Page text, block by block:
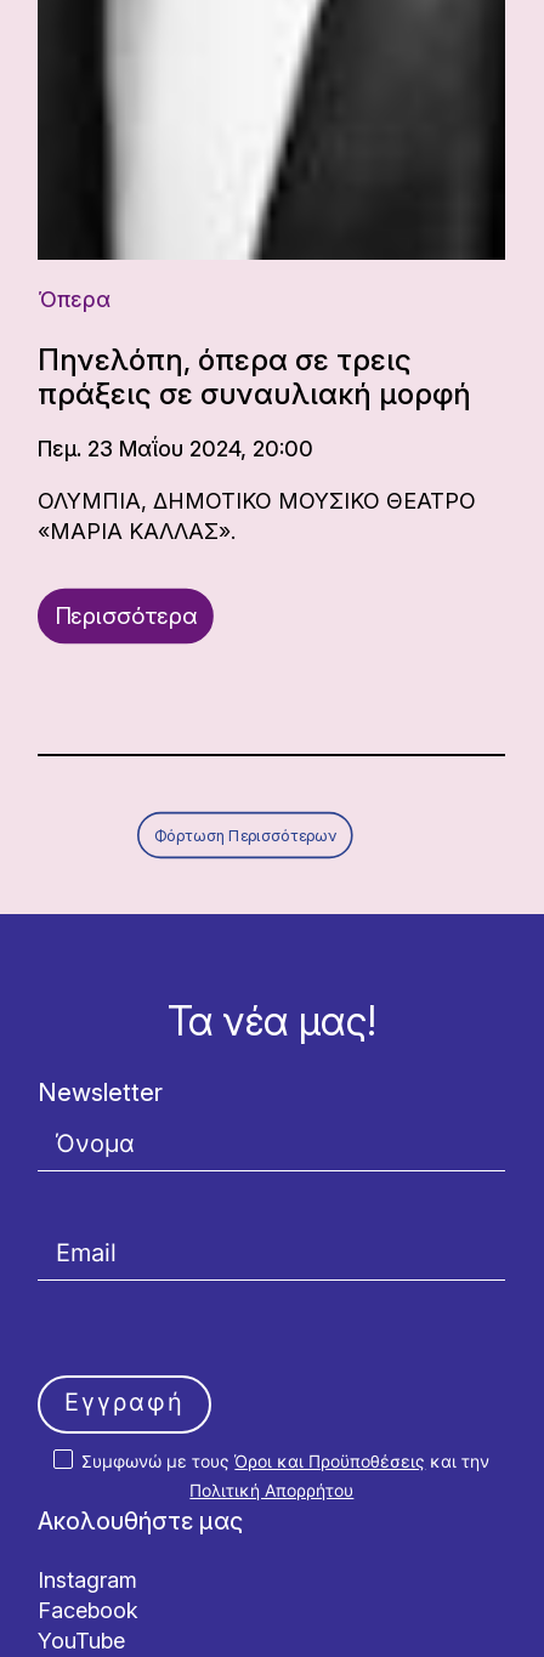
Όπερα
Πηνελόπη, όπερα σε τρεις
πράξεις σε συναυλιακή μορφή
Πεμ. 23 Μαΐου 2024, 20:00
ΟΛΥΜΠΙΑ, ΔΗΜΟΤΙΚΟ ΜΟΥΣΙΚΟ ΘΕΑΤΡΟ
«ΜΑΡΙΑ ΚΑΛΛΑΣ».
Περισσότερα
Φόρτωση Περισσότερων
Τα νέα μας!
Ακολουθήστε μας
Instagram
Facebook
YouTube
Newsletter
Συμφωνώ με τουςΌροι και Προϋποθέσεις και την
Πολιτική Απορρήτου
Εγγραφή